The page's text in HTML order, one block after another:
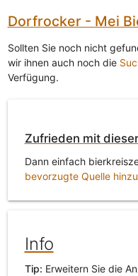
Dorfrocker - Mei
Sollten Sie noch nicht
wir ihnen auch noch die
Verfügung.
Zufrieden mit
Dann einfach
bevorzugte Quelle
Info
Tip: Erweitern Sie die